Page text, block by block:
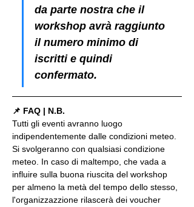
da parte nostra che il
workshop avrà raggiunto
il numero minimo di
iscritti e quindi
confermato.
📌 FAQ | N.B.
Tutti gli eventi avranno luogo
indipendentemente dalle condizioni meteo.
Si svolgeranno con qualsiasi condizione
meteo. In caso di maltempo, che vada a
influire sulla buona riuscita del workshop
per almeno la metà del tempo dello stesso,
l'organizzazzione rilascerà dei voucher